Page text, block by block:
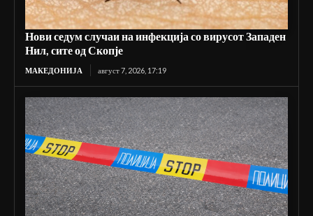
Нови седум случаи на инфекција со вирусот Западен
Нил, сите од Скопје
МАКЕДОНИЈА август 7, 2026, 17:19